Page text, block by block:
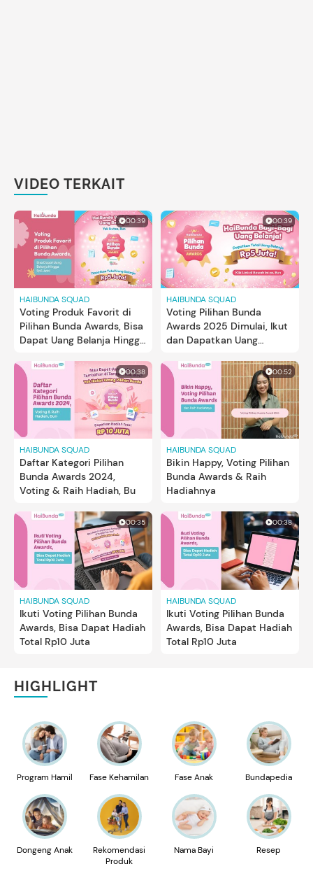
VIDEO TERKAIT
00:39
HAIBUNDA SQUAD
Voting Produk Favorit di
Pilihan Bunda Awards, Bisa
Dapat Uang Belanja Hingga
00:39
HAIBUNDA SQUAD
Voting Pilihan Bunda
Awards 2025 Dimulai, Ikut
dan Dapatkan Uang
00:38
HAIBUNDA SQUAD
Daftar Kategori Pilihan
Bunda Awards 2024,
Voting & Raih Hadiah, Bu
00:52
HAIBUNDA SQUAD
Bikin Happy, Voting Pilihan
Bunda Awards & Raih
Hadiahnya
00:35
HAIBUNDA SQUAD
Ikuti Voting Pilihan Bunda
Awards, Bisa Dapat Hadiah
Total Rp10 Juta
00:38
HAIBUNDA SQUAD
Ikuti Voting Pilihan Bunda
Awards, Bisa Dapat Hadiah
Total Rp10 Juta
HIGHLIGHT
Program Hamil Fase Kehamilan Fase Anak Bundapedia
Dongeng Anak
Rekomendasi
Produk
Nama Bayi Resep